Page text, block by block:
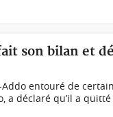
son bilan et
Addo entouré de
a déclaré qu’il a